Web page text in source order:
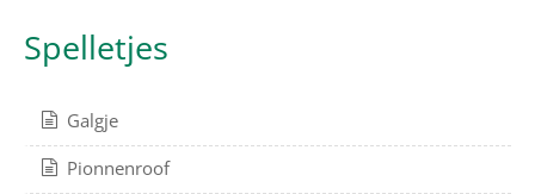
Spelletjes
Galgje
Pionnenroof